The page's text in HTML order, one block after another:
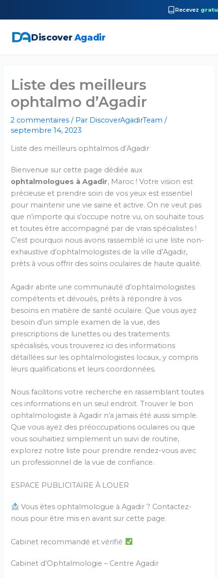
Recevez
DiscoverAgadir
contenu
Liste des meilleurs
ophtalmo d’Agadir
2 commentaires / Par DiscoverAgadirTeam/
septembre 14, 2023
Liste des meilleurs ophtalmos d’Agadir
Bienvenue sur cette page dédiée aux
ophtalmologues à Agadir, Maroc ! Votre vision est
précieuse et prendre soin de vos yeux est essentiel
pour maintenir une vie saine et active. On ne veut pas
que n’importe qui s’occupe notre vu, on souhaite tous
et toutes être accompagné par de vrais spécialistes !
C’est pourquoi nous avons rassemblé ici une liste non-
exhaustive d’ophtalmologistes de la ville d’Agadir,
prêts à vous offrir des soins oculaires de haute qualité.
Agadir abrite une communauté d’ophtalmologistes
compétents et dévoués, prêts à répondre à vos
besoins en matière de santé oculaire. Que vous ayez
besoin d’un simple examen de la vue, des
prescriptions de lunettes ou des traitements
spécialisés, vous trouverez ici des informations
détaillées sur les ophtalmologistes locaux, y compris
leurs qualifications et leurs coordonnées.
Nous facilitons votre recherche en rassemblant toutes
ces informations en un seul endroit. Trouver le bon
ophtalmologiste à Agadir n’a jamais été aussi simple.
Que vous ayez des préoccupations oculaires ou que
vous souhaitiez simplement un suivi de routine,
explorez notre liste pour prendre rendez-vous avec
un professionnel de la vue de confiance.
ESPACE PUBLICITAIRE À LOUER
Vous êtes ophtalmologue à Agadir ? Contactez-
nous pour être mis en avant sur cette page.
Cabinet recommandé et vérifié
Cabinet d’Ophtalmologie – Centre Agadir